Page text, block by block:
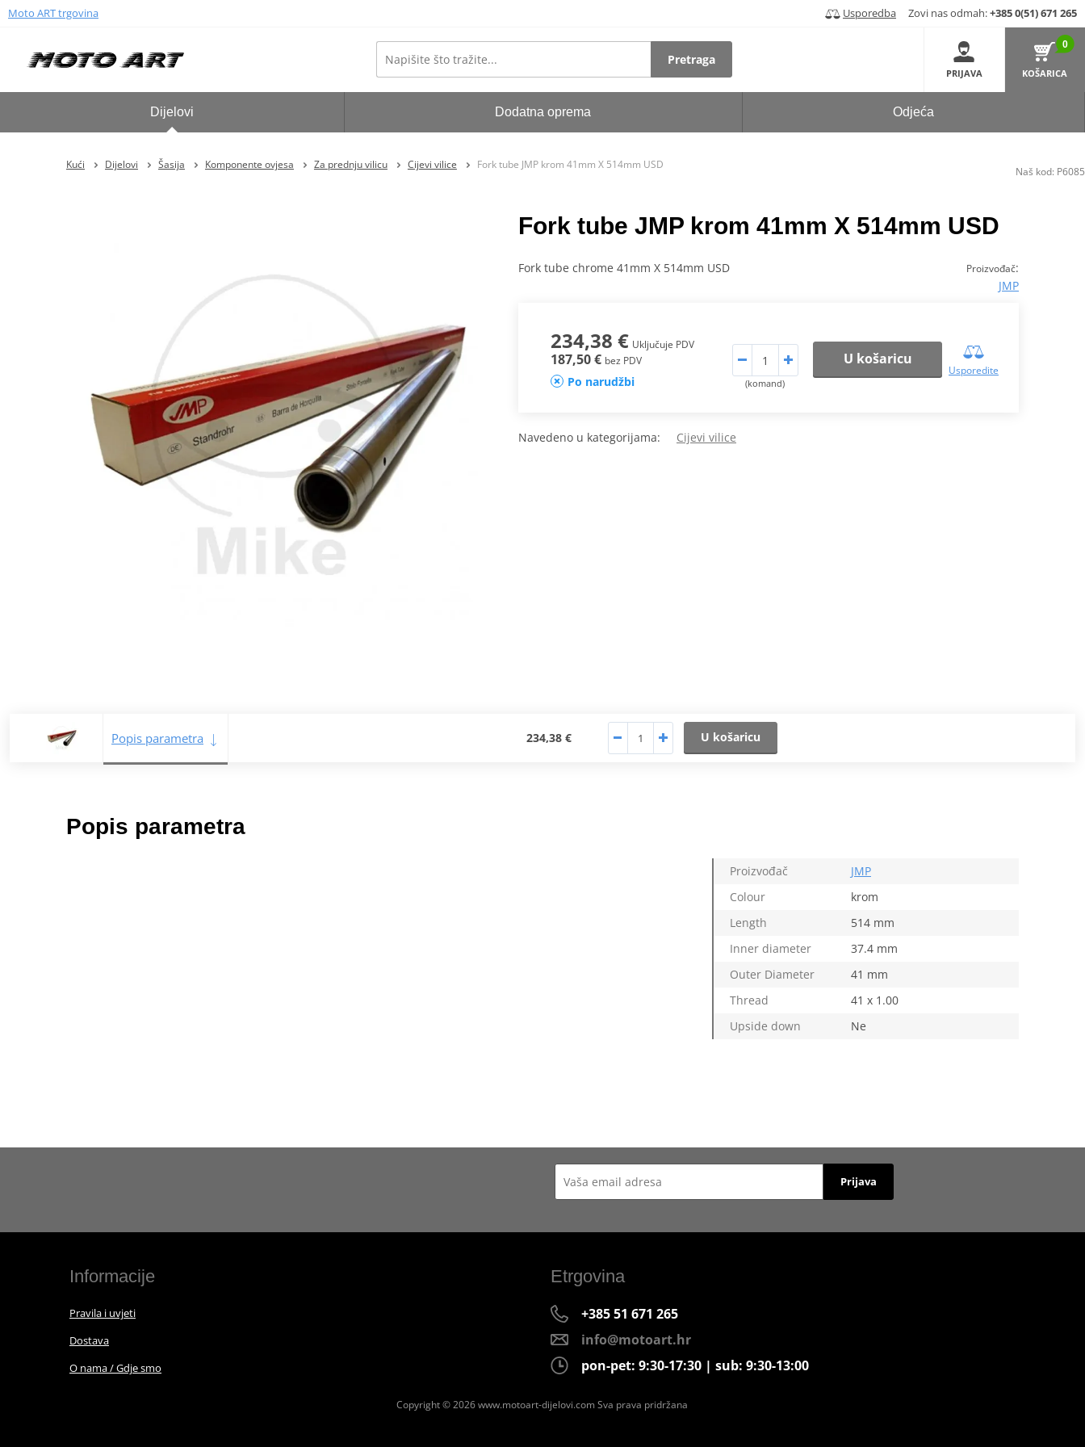
Moto ART trgovina Usporedba Zovi nas odmah:+385 0(51) 671 265
Pretraga
PRIJAVA
0
KOŠARICA
Dijelovi Dodatna oprema Odjeća
Kući Dijelovi Šasija Komponente ovjesa Za prednju vilicu Cijevi vilice Fork tube JMP krom 41mm X 514mm USD
Fork tube JMP krom 41mm X 514mm USD
Proizvođač:
JMP
Fork tube chrome 41mm X 514mm USD
234,38 € Uključuje PDV
187,50 € bez PDV
Po narudžbi (komand)
U košaricu
Usporedite
Navedeno u kategorijama: Cijevi vilice
Popis parametra 234,38 € U košaricu
Popis parametra
Proizvođač
JMP
Colour
krom
Length
514 mm
Inner diameter
37.4 mm
Outer Diameter
41 mm
Thread
41 x 1.00
Upside down
Ne
Naš kod: P6085
Prijava
Informacije
Pravila i uvjeti
Dostava
O nama / Gdje smo
Etrgovina
+385 51 671 265
info@motoart.hr
pon-pet: 9:30-17:30 | sub: 9:30-13:00
Copyright © 2026 www.motoart-dijelovi.com Sva prava pridržana